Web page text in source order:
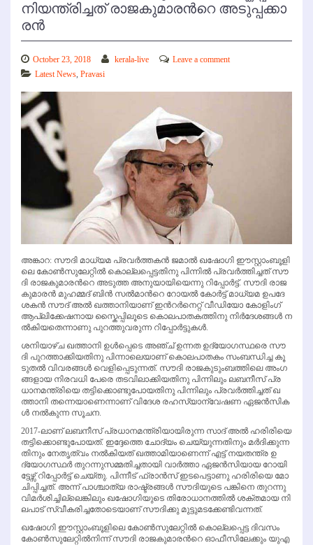
നി​യ​ന്ത്രി​ച്ച​ത് രാ​ജ​കു​മാ​ര​ന്‍റെ അ​ടു​പ്പ​ക്കാ​
ര​ന്‍
October 23, 2018 kerala-live
Leave a comment
Latest News, Pravasi
അ​ങ്കാ​റ: സൗ​ദി മാ​ധ്യ​മ പ്ര​വ​ര്‍​ത്ത​ക​ന്‍ ജ​മാ​ല്‍ ഖ​ഷോ​ഗി ഈ​സ്റ്റാം​ബൂ​ളി​
ലെ കോ​ണ്‍​സു​ലേ​റ്റി​ല്‍ കൊ​ല്ല​പ്പെ​ട്ട​തി​നു പി​ന്നി​ല്‍ പ്ര​വ​ര്‍​ത്തി​ച്ച​ത് സൗ​
ദി രാ​ജ​കു​മാ​ര​ന്‍റെ അ​ടു​ത്ത അ​നു​യാ​യി​യെ​ന്നു റി​പ്പോ​ര്‍​ട്ട്. സൗ​ദി രാ​ജ​
കു​മാ​ര​ന്‍ മു​ഹ​മ്മ​ദ് ബി​ന്‍ സ​ല്‍​മാ​ന്‍റെ റോ​യ​ല്‍ കോ​ര്‍​ട്ട് മാ​ധ്യ​മ ഉ​പ​ദേ​
ശ​ക​ന്‍ സൗ​ദ് അ​ല്‍ ഖ​ത്താ​നി​യാ​ണ് ഇ​ന്‍റ​ര്‍​നെ​റ്റ് വീ​ഡി​യോ കോ​ളിം​ഗ്
ആ​പ്ലി​ക്കേ​ഷ​നാ​യ സ്കൈ​പ്പി​ലൂ​ടെ കൊ​ല​പാ​ത​ക​ത്തി​നു നി​ര്‍​ദേ​ശ​ങ്ങ​ള്‍ ന​
ല്‍​കി​യ​തെ​ന്നാ​ണു പു​റ​ത്തു​വ​രു​ന്ന റി​പ്പോ​ര്‍​ട്ടു​ക​ള്‍.
ശ​നി​യാ​ഴ്ച ഖ​ത്താ​നി ഉ​ള്‍​പ്പെ​ടെ അ​ഞ്ച് ഉ​ന്ന​ത ഉ​ദ്യോ​ഗ​സ്ഥ​രെ സൗ​
ദി പു​റ​ത്താ​ക്കി​യ​തി​നു പി​ന്നാ​ലെ​യാ​ണ് കൊ​ല​പാ​ത​കം സം​ബ​ന്ധി​ച്ച കൂ​
ടു​ത​ല്‍ വി​വ​ര​ങ്ങ​ള്‍ വെ​ളി​പ്പെ​ടു​ന്ന​ത്. സൗ​ദി രാ​ജ​കു​ടും​ബ​ത്തി​ലെ അം​ഗ​
ങ്ങ​ളാ​യ നി​ര​വ​ധി പേ​രെ ത​ട​വി​ലാ​ക്കി​യ​തി​നു പി​ന്നി​ലും ല​ബ​നീ​സ് പ്ര​
ധാ​ന​മ​ന്ത്രി​യെ ത​ട്ടി​ക്കൊ​ണ്ടു​പോ​യ​തി​നു പി​ന്നി​ലും പ്ര​വ​ര്‍​ത്തി​ച്ച​ത് ഖ​
ത്താ​നി ത​ന്നെ​യാ​ണെ​ന്നാ​ണ് വി​ദേ​ശ ര​ഹ​സ്യാ​ന്വേ​ഷ​ണ ഏ​ജ​ന്‍​സി​ക​
ള്‍ ന​ല്‍​കു​ന്ന സൂ​ച​ന.
2017-ലാ​ണ് ല​ബ​നീ​സ് പ്ര​ധാ​ന​മ​ന്ത്രി​യാ​യി​രു​ന്ന സാ​ദ് അ​ല്‍ ഹ​രി​രി​യെ
ത​ട്ടി​ക്കൊ​ണ്ടു​പോ​യ​ത്. ഇ​ദ്ദേ​ത്തെ ചോ​ദ്യം ചെ​യ്യു​ന്ന​തി​നും മ​ര്‍​ദി​ക്കു​ന്ന​
തി​നും നേ​തൃ​ത്വം ന​ല്‍​കി​യ​ത് ഖ​ത്താ​മി​യാ​ണെ​ന്ന് എ​ട്ട് ന​യ​ത​ന്ത്ര ഉ​
ദ്യോ​ഗ​സ്ഥ​ര്‍ തു​റ​ന്നു​സ​മ്മ​തി​ച്ച​താ​യി വാ​ര്‍​ത്താ ഏ​ജ​ന്‍​സി​യാ​യ റോ​യി​
ട്ടേ​ഴ്സ് റി​പ്പോ​ര്‍​ട്ട് ചെ​യ്തു. പി​ന്നീ​ട് ഫ്രാ​ന്‍​സ് ഇ​ട​പെ​ട്ടാ​ണു ഹ​രി​രി​യെ മോ​
ചി​പ്പി​ച്ച​ത്. അ​ന്ന് പാ​ശ്ചാ​ത്യ രാ​ഷ്ട്ര​ങ്ങ​ള്‍ സൗ​ദി​യു​ടെ പ​ങ്കി​നെ തു​റ​ന്നു
വി​മ​ര്‍​ശി​ച്ചി​ല്ലെ​ങ്കി​ലും ഖ​ഷോ​ഗി​യു​ടെ തി​രോ​ധാ​ന​ത്തി​ല്‍ ശ​ക്ത​മാ​യ നി​
ല​പാ​ട് സ്വീ​ക​രി​ച്ച​തോ​ടെ​യാ​ണ് സൗ​ദി​ക്കു മു​ട്ടു​മ​ട​ക്കേ​ണ്ടി​വ​ന്ന​ത്.
ഖ​ഷോ​ഗി ഈ​സ്റ്റാം​ബൂ​ളി​ലെ കോ​ണ്‍​സു​ലേ​റ്റി​ല്‍ കൊ​ല്ല​പ്പെ​ട്ട ദി​വ​സം
കോ​ണ്‍​സു​ലേ​റ്റി​ല്‍​നി​ന്ന് സൗ​ദി രാ​ജ​കു​മാ​ര​ന്‍റെ ഓ​ഫീ​സി​ലേ​ക്കും യു​എ​